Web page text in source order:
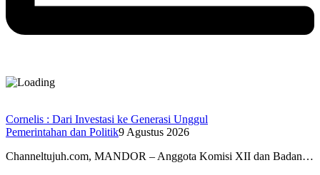
Cornelis : Dari Investasi ke Generasi Unggul
Pemerintahan dan Politik9 Agustus 2026
Channeltujuh.com, MANDOR – Anggota Komisi XII dan Badan…